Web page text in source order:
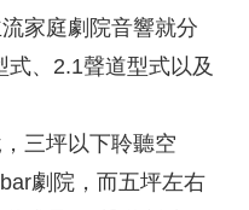
家庭劇院音響就分
、2.1聲道型式以及
三坪以下聆聽空
劇院，而五坪左右